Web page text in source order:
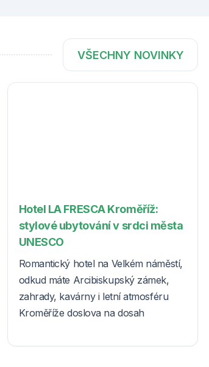
VŠECHNY NOVINKY
Hotel LA FRESCA Kroměříž:
stylové ubytování v srdci města
UNESCO
Romantický hotel na Velkém náměstí,
odkud máte Arcibiskupský zámek,
zahrady, kavárny i letní atmosféru
Kroměříže doslova na dosah